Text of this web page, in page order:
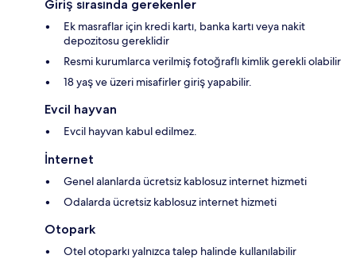
Giriş sırasında gerekenler
Ek masraflar için kredi kartı, banka kartı veya nakit
depozitosu gereklidir
Resmi kurumlarca verilmiş fotoğraflı kimlik gerekli olabilir
18 yaş ve üzeri misafirler giriş yapabilir.
Evcil hayvan
Evcil hayvan kabul edilmez.
İnternet
Genel alanlarda ücretsiz kablosuz internet hizmeti
Odalarda ücretsiz kablosuz internet hizmeti
Otopark
Otel otoparkı yalnızca talep halinde kullanılabilir